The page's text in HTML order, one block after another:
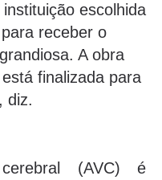
escolhida
receber o
A obra
finalizada para
diz.
(AVC) é